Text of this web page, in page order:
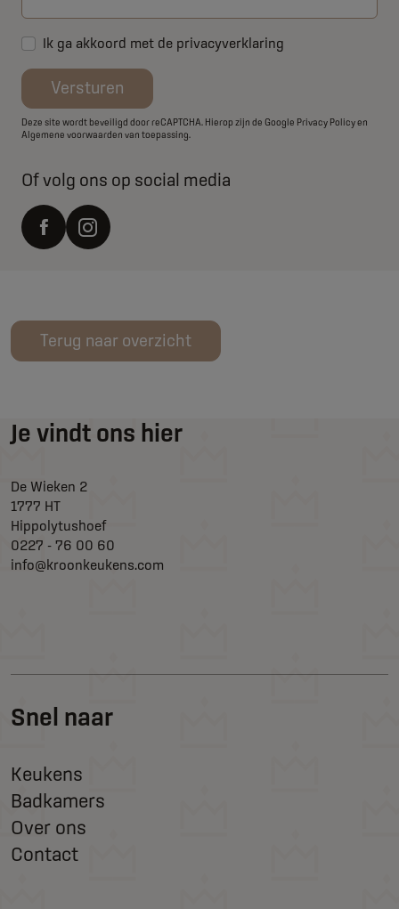
Ik ga akkoord met de privacyverklaring
Versturen
Deze site wordt beveiligd door reCAPTCHA. Hierop zijn de Google Privacy Policyen
Algemene voorwaarden van toepassing.
Of volg ons op social media
Terug naar overzicht
Snel naar
Keukens
Badkamers
Over ons
Contact
Je vindt ons hier
De Wieken 2
1777 HT
Hippolytushoef
0227 - 76 00 60
info@kroonkeukens.com